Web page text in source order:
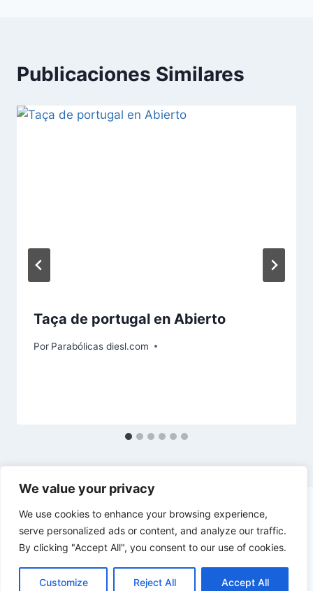
We value your privacy
We use cookies to enhance your browsing experience,
serve personalized ads or content, and analyze our traffic.
By clicking "Accept All", you consent to our use of cookies.
Customize Reject All Accept All
Publicaciones Similares
Taça de portugal en Abierto
Por Parabólicas diesl.com
© 2026 diesl.com - Tema para WordPress por
Kadence WP